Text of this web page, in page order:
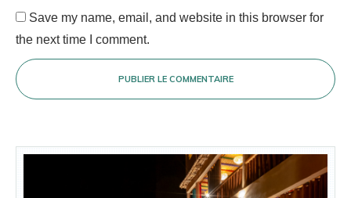
Save my name, email, and website in this browser for
the next time I comment.
PUBLIER LE COMMENTAIRE